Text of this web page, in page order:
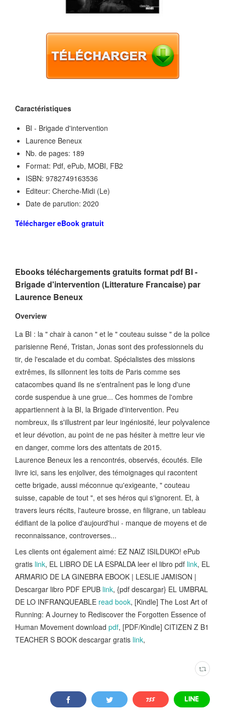
Caractéristiques
BI - Brigade d'intervention
Laurence Beneux
Nb. de pages: 189
Format: Pdf, ePub, MOBI, FB2
ISBN: 9782749163536
Editeur: Cherche-Midi (Le)
Date de parution: 2020
Télécharger eBook gratuit
Ebooks téléchargements gratuits format pdf BI -
Brigade d'intervention (Litterature Francaise) par
Laurence Beneux
Overview
La BI : la " chair à canon " et le " couteau suisse " de la police
parisienne René, Tristan, Jonas sont des professionnels du
tir, de l'escalade et du combat. Spécialistes des missions
extrêmes, ils sillonnent les toits de Paris comme ses
catacombes quand ils ne s'entraînent pas le long d'une
corde suspendue à une grue... Ces hommes de l'ombre
appartiennent à la BI, la Brigade d'intervention. Peu
nombreux, ils s'illustrent par leur ingéniosité, leur polyvalence
et leur dévotion, au point de ne pas hésiter à mettre leur vie
en danger, comme lors des attentats de 2015.
Laurence Beneux les a rencontrés, observés, écoutés. Elle
livre ici, sans les enjoliver, des témoignages qui racontent
cette brigade, aussi méconnue qu'exigeante, " couteau
suisse, capable de tout ", et ses héros qui s'ignorent. Et, à
travers leurs récits, l'auteure brosse, en filigrane, un tableau
édifiant de la police d'aujourd'hui - manque de moyens et de
reconnaissance, controverses...
Les clients ont également aimé: EZ NAIZ ISILDUKO! ePub
gratis link, EL LIBRO DE LA ESPALDA leer el libro pdf link, EL
ARMARIO DE LA GINEBRA EBOOK | LESLIE JAMISON |
Descargar libro PDF EPUB link, {pdf descargar} EL UMBRAL
DE LO INFRANQUEABLE read book, [Kindle] The Lost Art of
Running: A Journey to Rediscover the Forgotten Essence of
Human Movement download pdf, [PDF/Kindle] CITIZEN Z B1
TEACHER S BOOK descargar gratis link,